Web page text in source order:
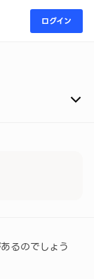
ログイン
るのでしょう